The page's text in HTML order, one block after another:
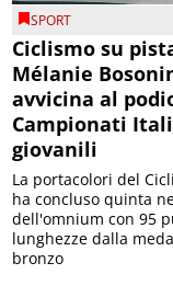
SPORT
Ciclismo su
Mélanie
avvicina al
Campionati
giovanili
La portacolori del
ha concluso quinta
dell'omnium con 95
lunghezze dalla
bronzo